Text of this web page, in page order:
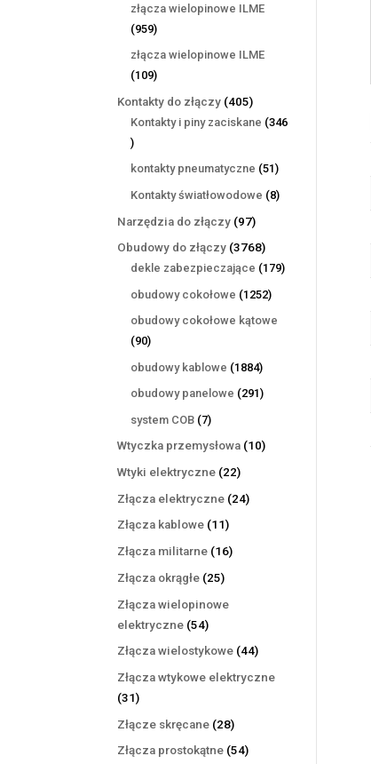
złącza wielopinowe ILME
959959
produktów
złącza wielopinowe ILME
109109
produktów
Kontakty do złączy 405405
produktów
Kontakty i piny zaciskane 346
346
produktów
kontakty pneumatyczne 5151
produktów
Kontakty światłowodowe 88
Narzędzia do złączy 9797
produktów
Obudowy do złączy 37683768
produktów
dekle zabezpieczające 179179
obudowy cokołowe 12521252
obudowy cokołowe kątowe
9090
produktów
obudowy kablowe 18841884
produkty
obudowy panelowe 291291
system COB 77
produktów
Wtyczka przemysłowa 1010
Wtyki elektryczne 2222
produkty
Złącza elektryczne 2424
Złącza kablowe 1111
produktów
Złącza militarne 1616
Złącza okrągłe 2525
Złącza wielopinowe
elektryczne 5454
produkty
Złącza wielostykowe 4444
Złącza wtykowe elektryczne
3131
produktów
Złącze skręcane 2828
produktów
Złącza prostokątne 5454